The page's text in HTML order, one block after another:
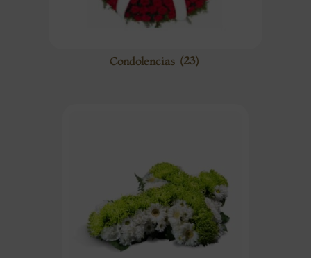
Condolencias (23)